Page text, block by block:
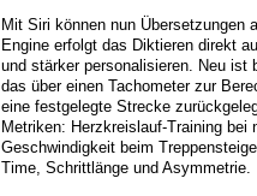
Mit Siri können nun Übersetzungen
Engine erfolgt das Diktieren direkt
und stärker personalisieren. Neu ist
das über einen Tachometer zur
eine festgelegte Strecke
Metriken: Herzkreislauf-Training
Geschwindigkeit beim
Time, Schrittlänge und Asymmetrie.